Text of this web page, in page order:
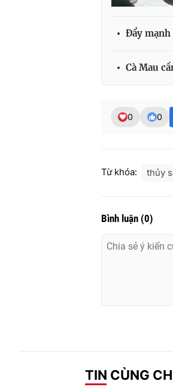
Đẩy mạnh
Cà Mau
0 0
Từ khóa: thủy
Bình luận (0)
TIN CÙNG